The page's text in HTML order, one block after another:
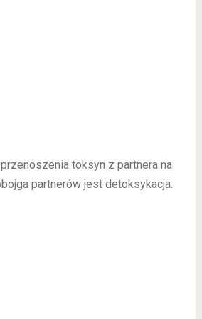
toksyn z partnera na
partnerów jest detoksykacja.